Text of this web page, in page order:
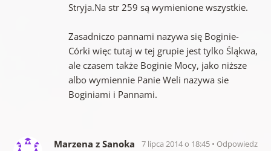
Stryja.Na str 259 są wymienione wszystkie.
Zasadniczo pannami nazywa się Boginie-
Córki więc tutaj w tej grupie jest tylko Śląkwa,
ale czasem także Boginie Mocy, jako niższe
albo wymiennie Panie Weli nazywa sie
Boginiami i Pannami.
Marzena z Sanoka 7 lipca 2014 o 18:45 Odpowiedz